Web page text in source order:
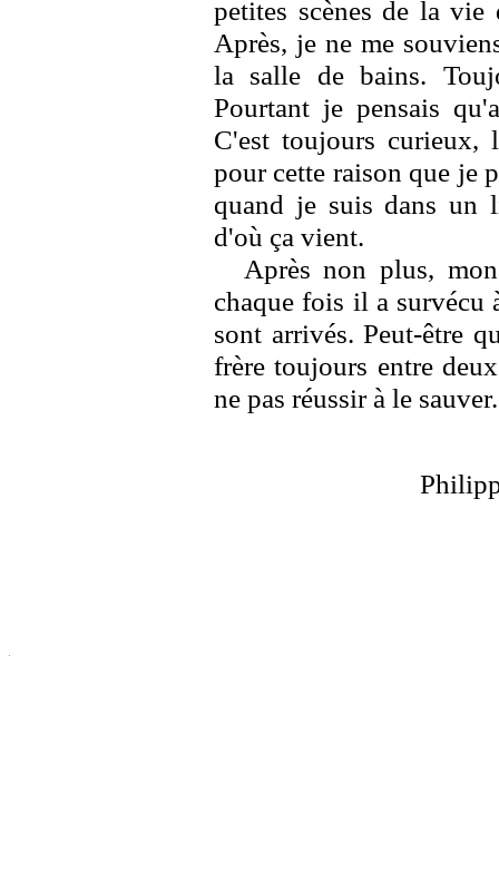
petites scènes de la
Après, je ne me
la salle de bains.
Pourtant je pensais
C'est toujours curieux,
pour cette raison que je
quand je suis dans un
d'où ça vient.
Après non plus,
chaque fois il a survécu
sont arrivés. Peut-être
frère toujours entre
ne pas réussir à le sauver.